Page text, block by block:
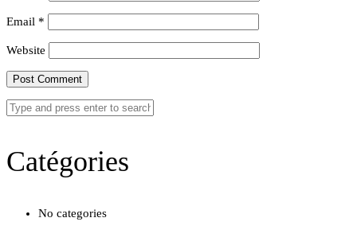
Email *
Website
Catégories
No categories